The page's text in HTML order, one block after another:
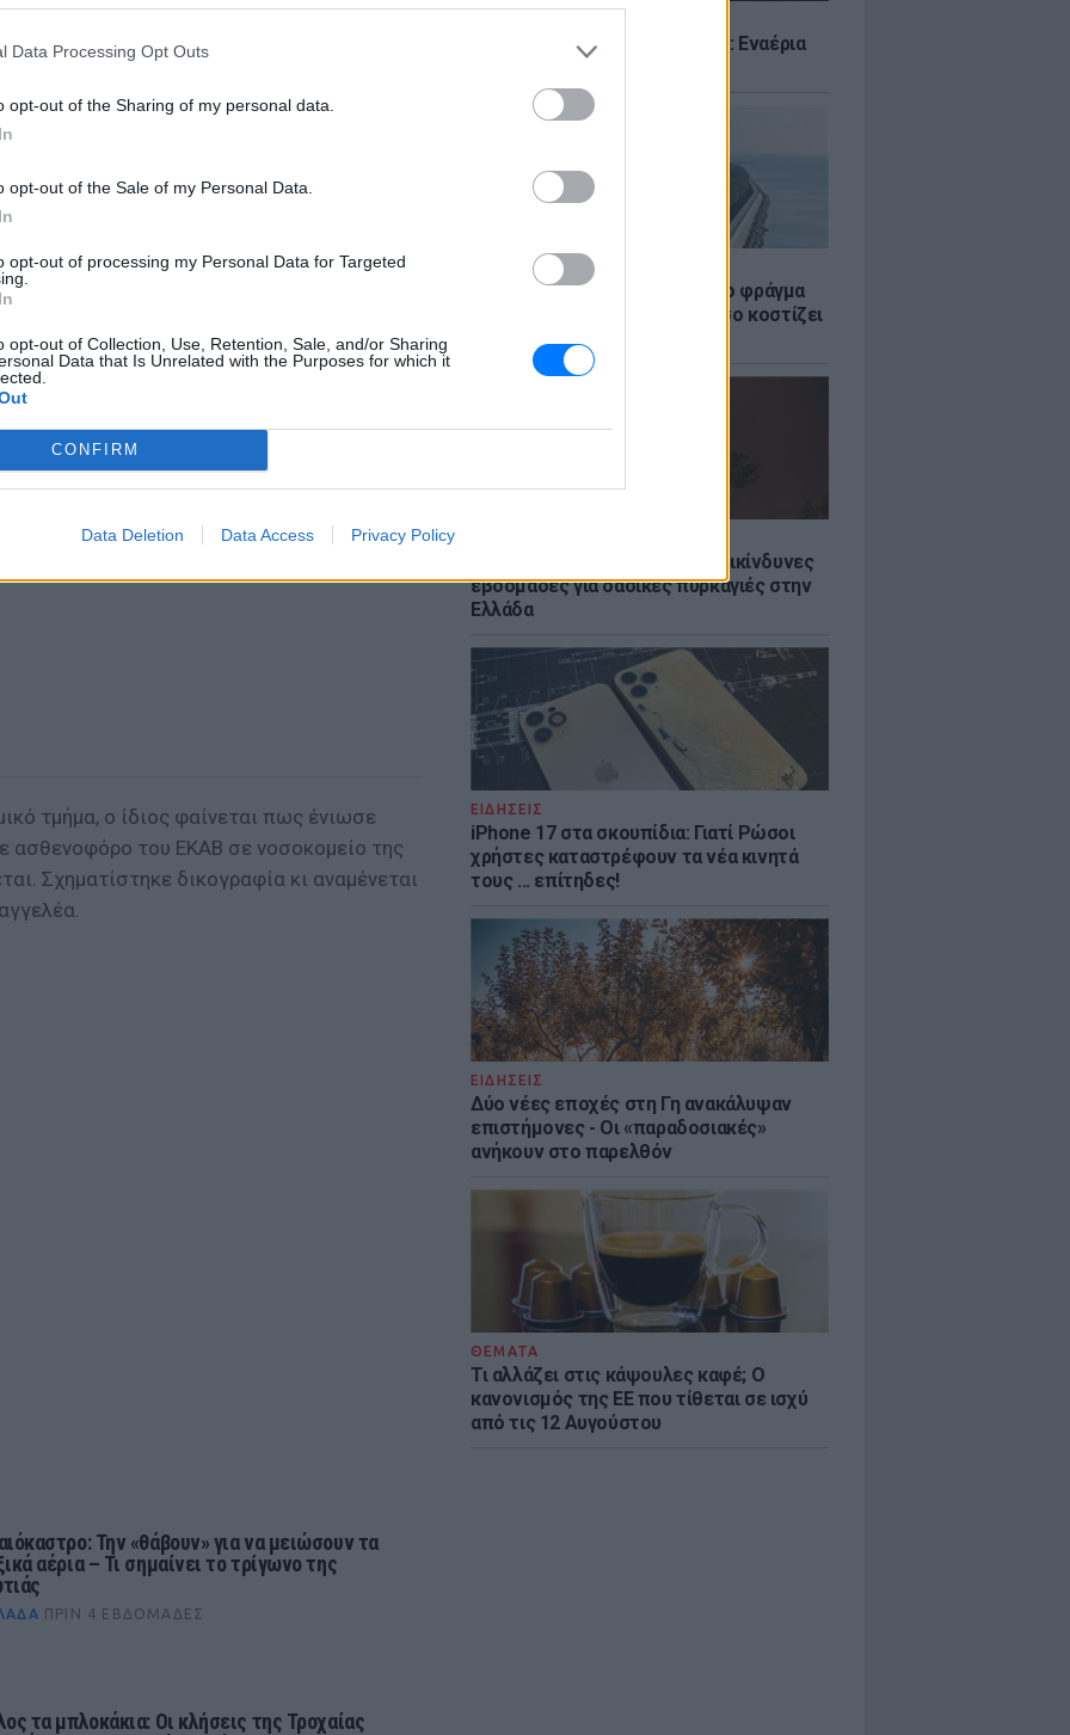
Data Processing Opt Outs
opt-out of the Sharing of my personal data.
opt-out of the Sale of my Personal Data.
opt-out of processing my Personal Data for Targeted
opt-out of Collection, Use, Retention, Sale, and/or Sharing
Data that Is Unrelated with the Purposes for which it
CONFIRM
Data Deletion Data Access Privacy Policy
Φωτιά στην Κρήνη Φαρσάλων: Εναέρια
ΕΙΔΗΣΕΙΣ
Ποια χώρα έχτισε τσιμεντένιο φράγμα
400 χλμ. για τα τσουνάμι - Πόσο κοστίζει
και γιατί διχάζει
Meteo: Ποιες είναι οι 6 πιο επικίνδυνες
εβδομάδες για δασικές πυρκαγιές στην
Ελλάδα
ΕΙΔΗΣΕΙΣ
iPhone 17 στα σκουπίδια: Γιατί Ρώσοι
χρήστες καταστρέφουν τα νέα κινητά
τους ... επίτηδες!
ΕΙΔΗΣΕΙΣ
Δύο νέες εποχές στη Γη ανακάλυψαν
επιστήμονες - Oι «παραδοσιακές»
ανήκουν στο παρελθόν
ΘΕΜΑΤΑ
Τι αλλάζει στις κάψουλες καφέ; Ο
κανονισμός της ΕΕ που τίθεται σε ισχύ
από τις 12 Αυγούστου
δύο συσκευασίες με ακατέργαστη
είχε πετάξει έξω νωρίτερα.
Από την αστυνομική έρευνα που
40χρονος δεν διέθετε άδεια ικανότητας
διοικητικά πρόστιμα συνολικού ύψους
ΚΟΚ.
τμήμα, ο ίδιος φαίνεται πως ένιωσε
ασθενοφόρο του ΕΚΑΒ σε νοσοκομείο της
Σχηματίστηκε δικογραφία κι αναμένεται
Την «θάβουν» για να μειώσουν τα
αέρια – Τι σημαίνει το τρίγωνο της
ΠΡΙΝ 4 ΕΒΔΟΜΆΔΕΣ
τα μπλοκάκια: Οι κλήσεις της Τροχαίας